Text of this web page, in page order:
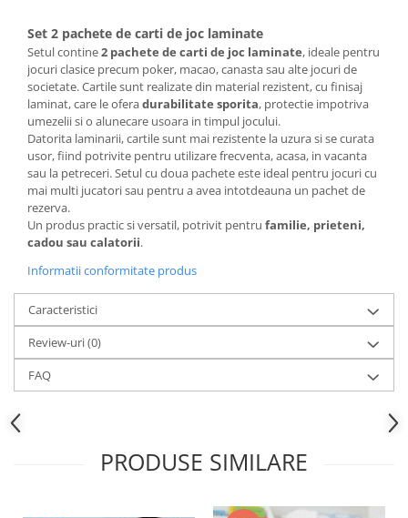
Articole de vara
Genti termoizolante
Accesorii inot si gonflabile
Jucarii de plaja
Genti de plaja
Piscine gonflabile
Prosoape si rogojini
Evantaie
HoReCa
Set 2 pachete de carti de joc laminate
Setul contine2 pachete de carti de joc laminate, ideale pentru
jocuri clasice precum poker, macao, canasta sau alte jocuri de
societate. Cartile sunt realizate din material rezistent, cu finisaj
laminat, care le oferadurabilitate sporita, protectie impotriva
umezelii si o alunecare usoara in timpul jocului.
Datorita laminarii, cartile sunt mai rezistente la uzura si se curata
usor, fiind potrivite pentru utilizare frecventa, acasa, in vacanta
sau la petreceri. Setul cu doua pachete este ideal pentru jocuri cu
mai multi jucatori sau pentru a avea intotdeauna un pachet de
rezerva.
Un produs practic si versatil, potrivit pentru familie, prieteni,
cadou sau calatorii.
Informatii conformitate produs
Caracteristici
Review-uri(0)
FAQ
PRODUSE SIMILARE